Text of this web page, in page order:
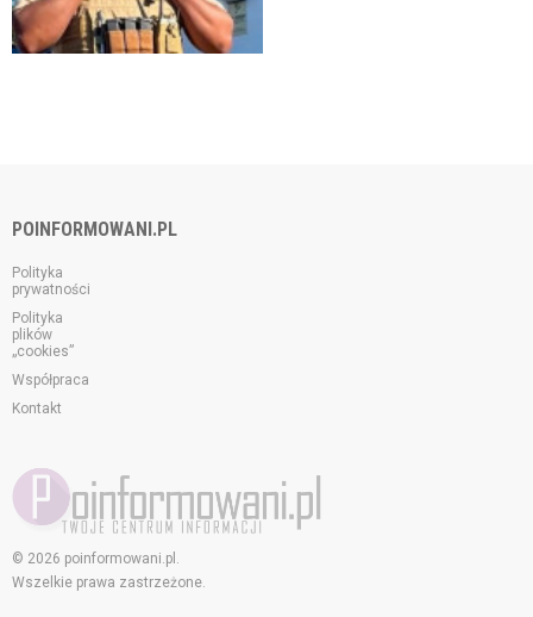
POINFORMOWANI.PL
Polityka
prywatności
Polityka
plików
„cookies”
Współpraca
Kontakt
© 2026 poinformowani.pl.
Wszelkie prawa zastrzeżone.